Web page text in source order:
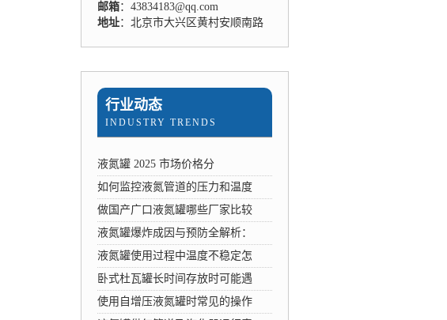
邮箱：43834183@qq.com
地址：北京市大兴区黄村安顺南路
行业动态
INDUSTRY TRENDS
液氮罐 2025 市场价格分
如何监控液氮管道的压力和温度
做国产广口液氮罐哪些厂家比较
液氮罐爆炸成因与预防全解析：
液氮罐使用过程中温度不稳定怎
卧式杜瓦罐长时间存放时可能遇
使用自增压液氮罐时常见的操作